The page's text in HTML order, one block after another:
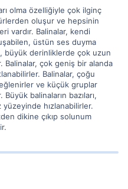
olma özelliğiyle çok ilginç
oluşur ve hepsinin
vardır. Balinalar, kendi
üstün ses duyma
büyük derinliklerde çok uzun
çok geniş bir alanda
Balinalar, çoğu
ve küçük gruplar
balinaların bazıları,
yüzeyinde hızlanabilirler.
dikine çıkıp solunum